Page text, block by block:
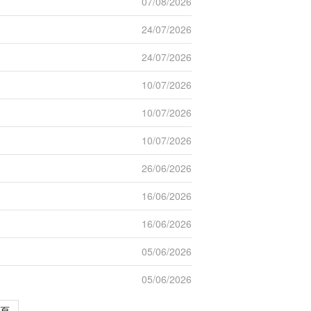
24/07/2026
24/07/2026
10/07/2026
10/07/2026
10/07/2026
26/06/2026
16/06/2026
16/06/2026
05/06/2026
05/06/2026